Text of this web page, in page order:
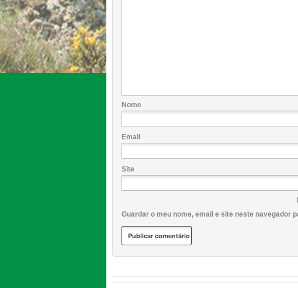
Nome
Email
Site
Guardar o meu nome, email e site neste navegador